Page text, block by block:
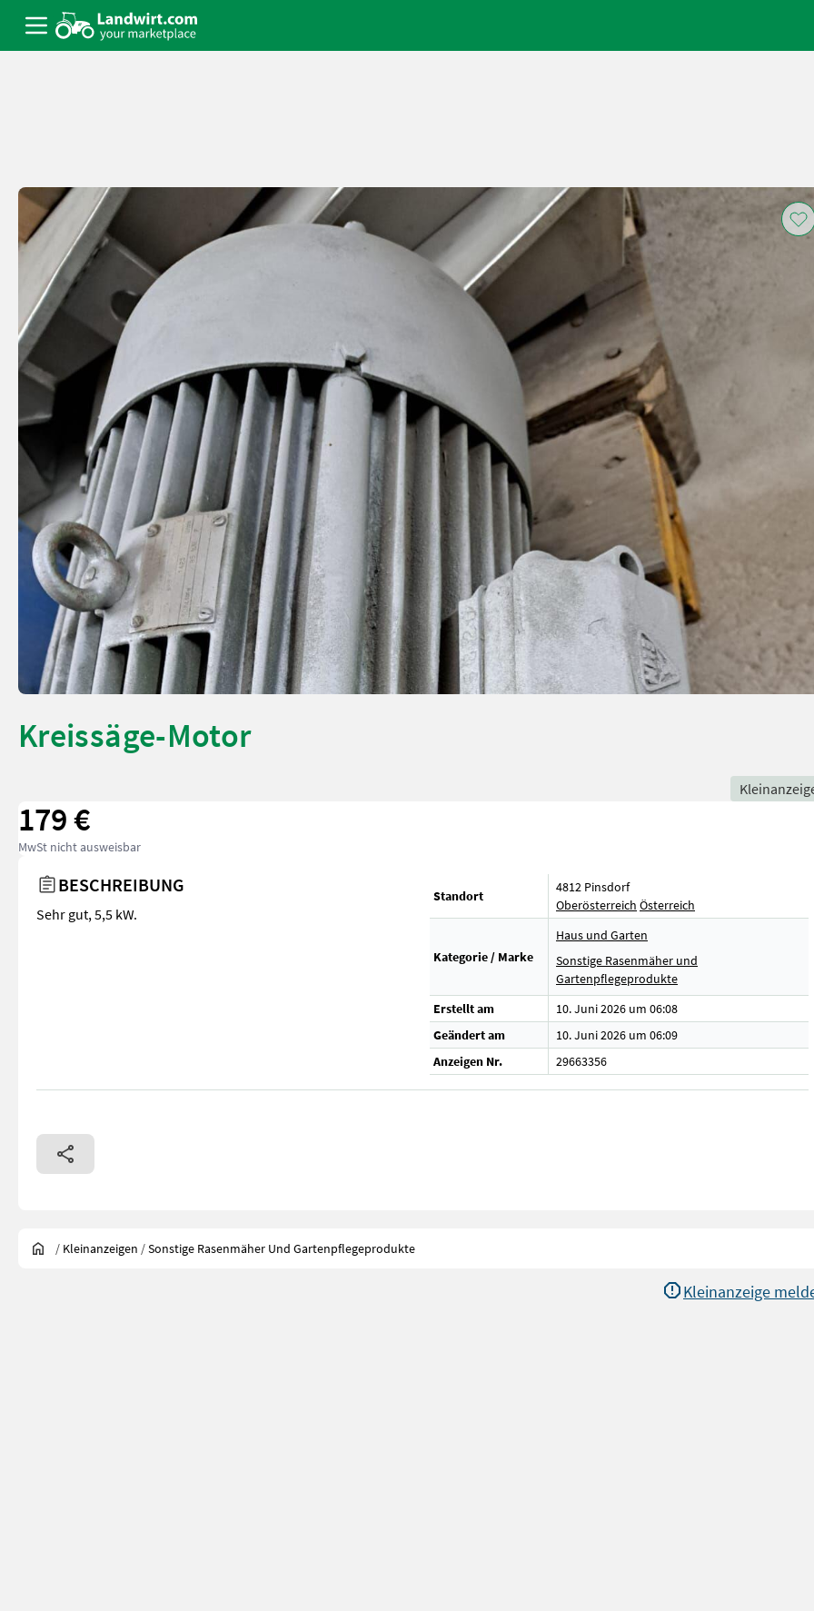
Kreissäge-Motor
179 €
MwSt nicht ausweisbar
BESCHREIBUNG
Sehr gut, 5,5 kW.
Standort
4812 Pinsdorf
Oberösterreich Österreich
Kategorie / Marke
Haus und Garten
Sonstige Rasenmäher und
Gartenpflegeprodukte
Erstellt am
10. Juni 2026 um 06:08
Geändert am
10. Juni 2026 um 06:09
Anzeigen Nr.
29663356
/ Kleinanzeigen /Sonstige Rasenmäher Und Gartenpflegeprodukte
Kleinanzeige